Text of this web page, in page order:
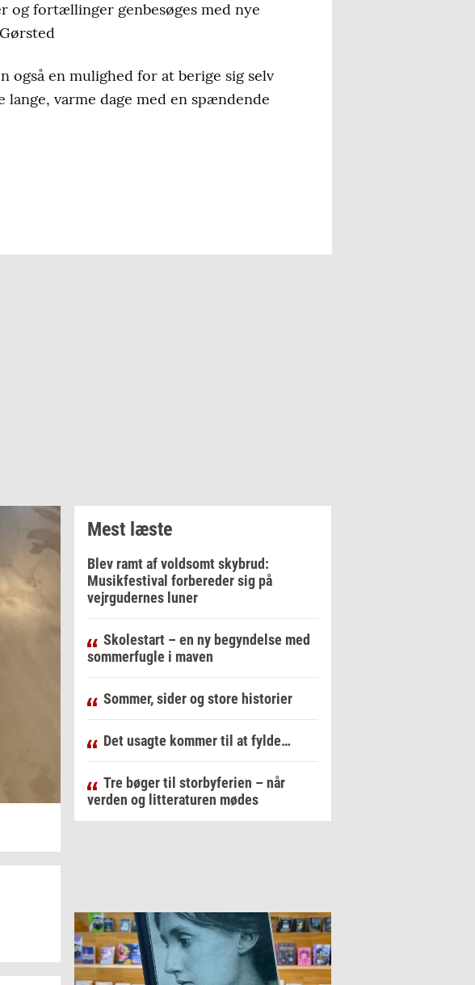
og fortællinger genbesøges med nye
også en mulighed for at berige sig selv
varme dage med en spændende
Mest læste
Blev ramt af voldsomt skybrud:
Musikfestival forbereder sig på
vejrgudernes luner
Skolestart – en ny begyndelse med
sommerfugle i maven
Sommer, sider og store historier
Det usagte kommer til at fylde…
Tre bøger til storbyferien – når
verden og litteraturen mødes